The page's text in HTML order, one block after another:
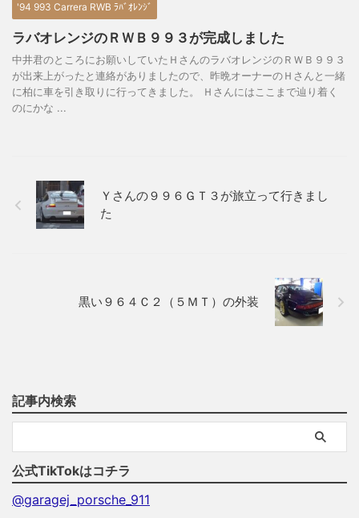
'94 993 Carrera RWB ﾗﾊﾞｵﾚﾝｼﾞ
ラバオレンジのＲＷＢ９９３が完成しました
中井君のところにお願いしていたＨさんのラバオレンジのＲＷＢ９９３
が出来上がったと連絡がありましたので、昨晩オーナーのＨさんと一緒
に柏に車を引き取りに行ってきました。 Ｈさんにはここまで辿り着く
のにかな ...
Ｙさんの９９６ＧＴ３が旅立って行きまし
た
黒い９６４Ｃ２（５ＭＴ）の外装
記事内検索
公式TikTokはコチラ
@garagej_porsche_911